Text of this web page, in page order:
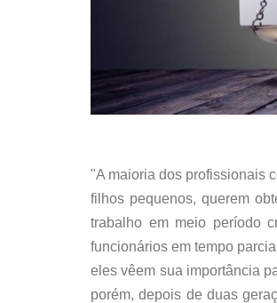
"A maioria dos profissionais
filhos pequenos, querem
trabalho em meio período
funcionários em tempo
eles vêem sua importância
porém, depois de duas